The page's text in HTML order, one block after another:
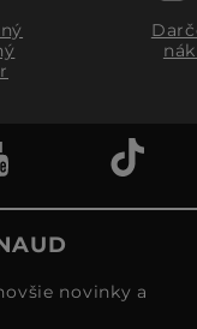
novinky a